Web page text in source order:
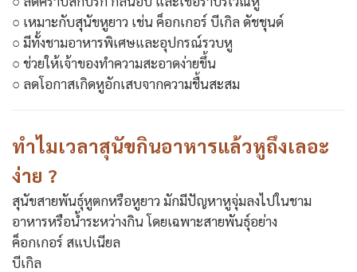
○ เหมาะกับสุนัขหูยาว เช่น ค็อกเกอร์ บีเกิล ดัชชุนด์
○ มีทั้งชามอาหารพิเศษและอุปกรณ์รวบหู
○ ช่วยให้เจ้าของทำความสะอาดง่ายขึ้น
○ ลดโอกาสเกิดหูอักเสบจากความชื้นสะสม
ทำไมเวลาสุนัขกินอาหารแล้วหูถึงเลอะ
ง่าย ?
สุนัขสายพันธุ์หูตกหรือหูยาว มักมีปัญหาหูจุ่มลงไปในชาม
อาหารหรือน้ำระหว่างกิน โดยเฉพาะสายพันธุ์อย่าง
ค็อกเกอร์ สแปเนียล
บีเกิล